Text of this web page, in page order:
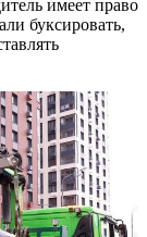
имеет право
буксировать,